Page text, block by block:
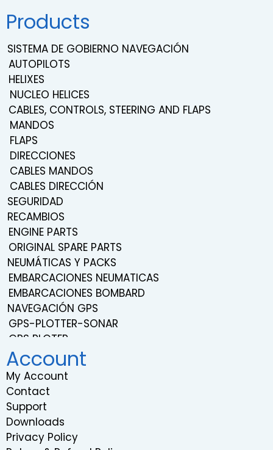
Products
SISTEMA DE GOBIERNO NAVEGACIÓN
AUTOPILOTS
HELIXES
NUCLEO HELICES
CABLES, CONTROLS, STEERING AND FLAPS
MANDOS
FLAPS
DIRECCIONES
CABLES MANDOS
CABLES DIRECCIÓN
SEGURIDAD
RECAMBIOS
ENGINE PARTS
ORIGINAL SPARE PARTS
NEUMÁTICAS Y PACKS
EMBARCACIONES NEUMATICAS
EMBARCACIONES BOMBARD
NAVEGACIÓN GPS
GPS-PLOTTER-SONAR
GPS PLOTER
NAVEGACIÓN
TRANSDUCERS
PROBES
SISTEMA DE SONIDO Y ENTRETENIMIENTO
VHF RADIOS
RADARS
INSTRUMENTATION
Account
My Account
Contact
Support
Downloads
Privacy Policy